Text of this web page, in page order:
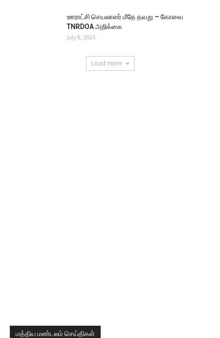
ஊராட்சி செயலாளர் மீதே தவறு – கோவை
TNRDOA அறிக்கை
July 8, 2025
Load more
மத்திய மண்டலம் செய்திகள்